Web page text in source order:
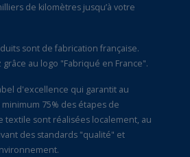
de kilomètres jusqu’à votre
sont de fabrication française.
au logo "Fabriqué en France".
d'excellence qui garantit au
75% des étapes de
textile sont réalisées localement, au
des standards "qualité" et